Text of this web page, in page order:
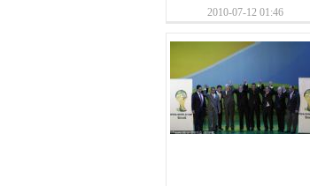
2010-07-12 01:46